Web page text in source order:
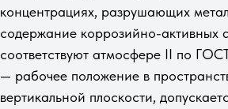
концентрациях, разрушающих
содержание коррозийно-активных
соответствуют атмосфере II по
— рабочее положение в
вертикальной плоскости,